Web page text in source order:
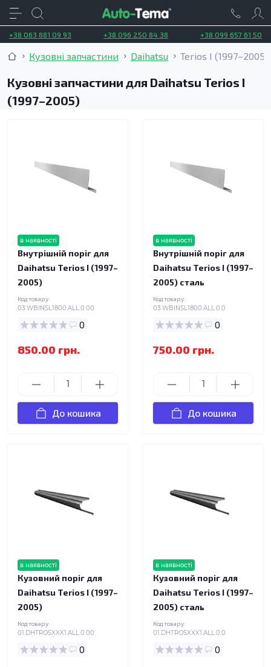
+38 063 881 09 93 +38 096 250 84 38 +38 099 657 61 50
Кузовні запчастини Daihatsu Terios I (1997–2005)
Кузовні запчастини для Daihatsu Terios I
(1997–2005)
в наявності
Внутрішній поріг для
Daihatsu Terios I (1997–
2005)
Код товару:
03.WBINSL1800.ALL.0.00
0
850.00 грн.
До кошика
в наявності
Внутрішній поріг для
Daihatsu Terios I (1997–
2005) сталь
Код товару:
03.WBINSL1800.ALL.0.0
0
750.00 грн.
До кошика
в наявності
Кузовний поріг для
Daihatsu Terios I (1997–
2005)
Код товару:
01.DHTROSXXX1.ALL.0.00
0
в наявності
Кузовний поріг для
Daihatsu Terios I (1997–
2005) сталь
Код товару:
01.DHTROSXXX1.ALL.0.0
0